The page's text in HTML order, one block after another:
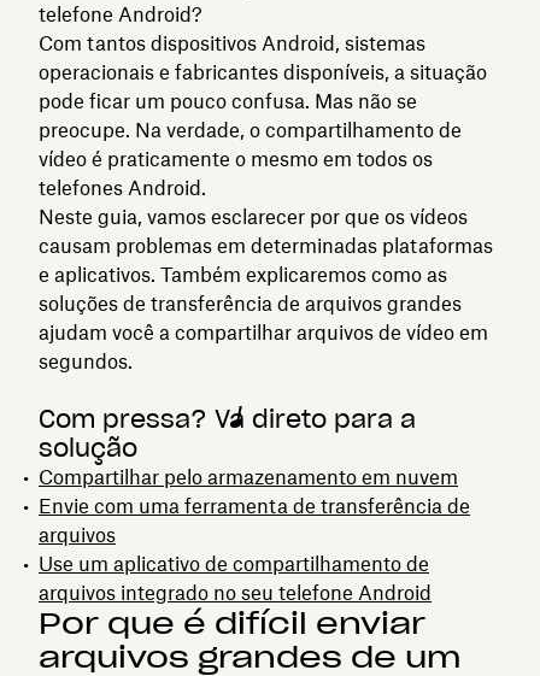
telefone Android?
Com tantos dispositivos Android, sistemas
operacionais e fabricantes disponíveis, a situação
pode ficar um pouco confusa. Mas não se
preocupe. Na verdade, o compartilhamento de
vídeo é praticamente o mesmo em todos os
telefones Android.
Neste guia, vamos esclarecer por que os vídeos
causam problemas em determinadas plataformas
e aplicativos. Também explicaremos como as
soluções de transferência de arquivos grandes
ajudam você a compartilhar arquivos de vídeo em
segundos.
Com pressa? Vá direto para a
solução
Compartilhar pelo armazenamento em nuvem
Envie com uma ferramenta de transferência de
arquivos
Use um aplicativo de compartilhamento de
arquivos integrado no seu telefone Android
Por que é difícil enviar
arquivos grandes de um